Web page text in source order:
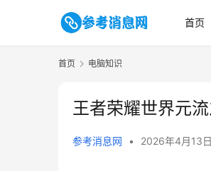
首页
首页 电脑知识
王者荣耀世界元
参考消息网 • 2026年4月13